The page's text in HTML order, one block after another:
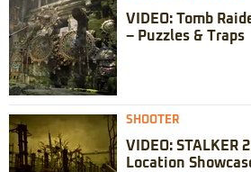
VIDEO: Tomb
– Puzzles & Traps
SHOOTER
VIDEO: STALKER
Location